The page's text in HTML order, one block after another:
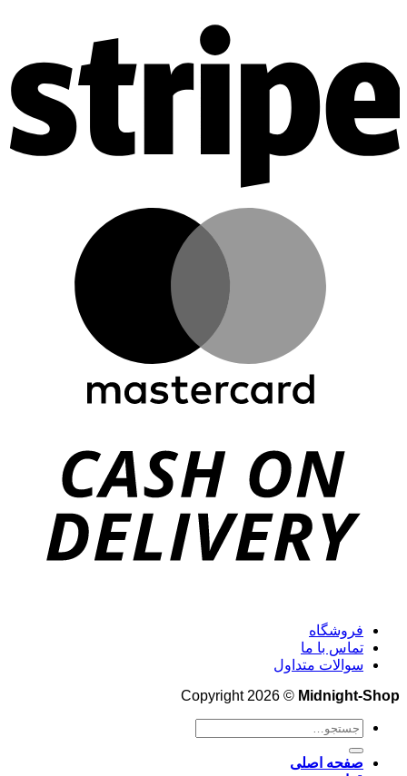
فروشگاه
تماس با ما
سوالات متداول
Copyright 2026 © Midnight-Shop
جستجو
صفحه اصلی